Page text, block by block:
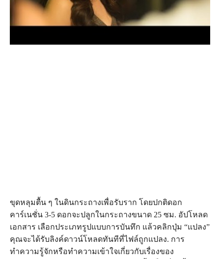
ขุดหลุมตื้น ๆ ในดินกระถางเพื่อรับราก โดยปกติดอก
คาร์เนชั่น 3-5 ดอกจะปลูกในกระถางขนาด 25 ซม. อัปโหลด
เอกสาร เลือกประเภทรูปแบบการบันทึก แล้วคลิกปุ่ม “แปลง”
คุณจะได้รับลิงค์ดาวน์โหลดทันทีที่ไฟล์ถูกแปลง. การ
ทำความรู้จักหรือทำความเข้าใจเกี่ยวกับเรื่องของ